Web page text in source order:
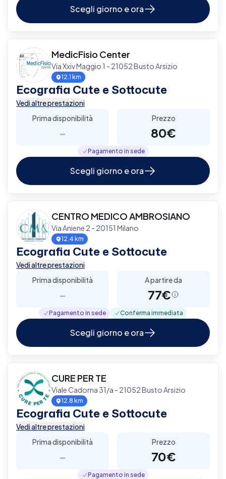
Scegli giorno e ora
MedicFisio Center
Via Xxiv Maggio 1 - 21052 Busto Arsizio
12.1 km
Ecografia Cute e Sottocute
Vedi altre prestazioni
Prima disponibilità
-
Prezzo
80€
Pagamento in sede
Scegli giorno e ora
CENTRO MEDICO AMBROSIANO
Via Aniene 2 - 20151 Milano
12.4 km
Ecografia Cute e Sottocute
Vedi altre prestazioni
Prima disponibilità
-
A partire da
77€
Pagamento in sede Conferma immediata
Scegli giorno e ora
CURE PER TE
Viale Cadorna 31/a - 21052 Busto Arsizio
12.8 km
Ecografia Cute e Sottocute
Vedi altre prestazioni
Prima disponibilità
-
Prezzo
70€
Pagamento in sede